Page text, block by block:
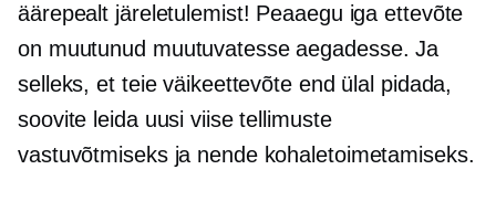
äärepealt järeletulemist! Peaaegu iga ettevõte
on muutunud muutuvatesse aegadesse. Ja
selleks, et teie väikeettevõte end ülal pidada,
soovite leida uusi viise tellimuste
vastuvõtmiseks ja nende kohaletoimetamiseks.